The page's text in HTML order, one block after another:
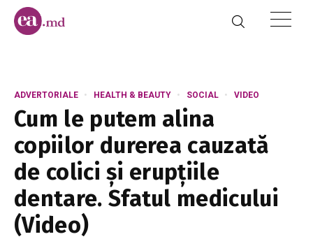
ADVERTORIALE HEALTH & BEAUTY SOCIAL VIDEO
Cum le putem alina
copiilor durerea cauzată
de colici și erupțiile
dentare. Sfatul medicului
(Video)